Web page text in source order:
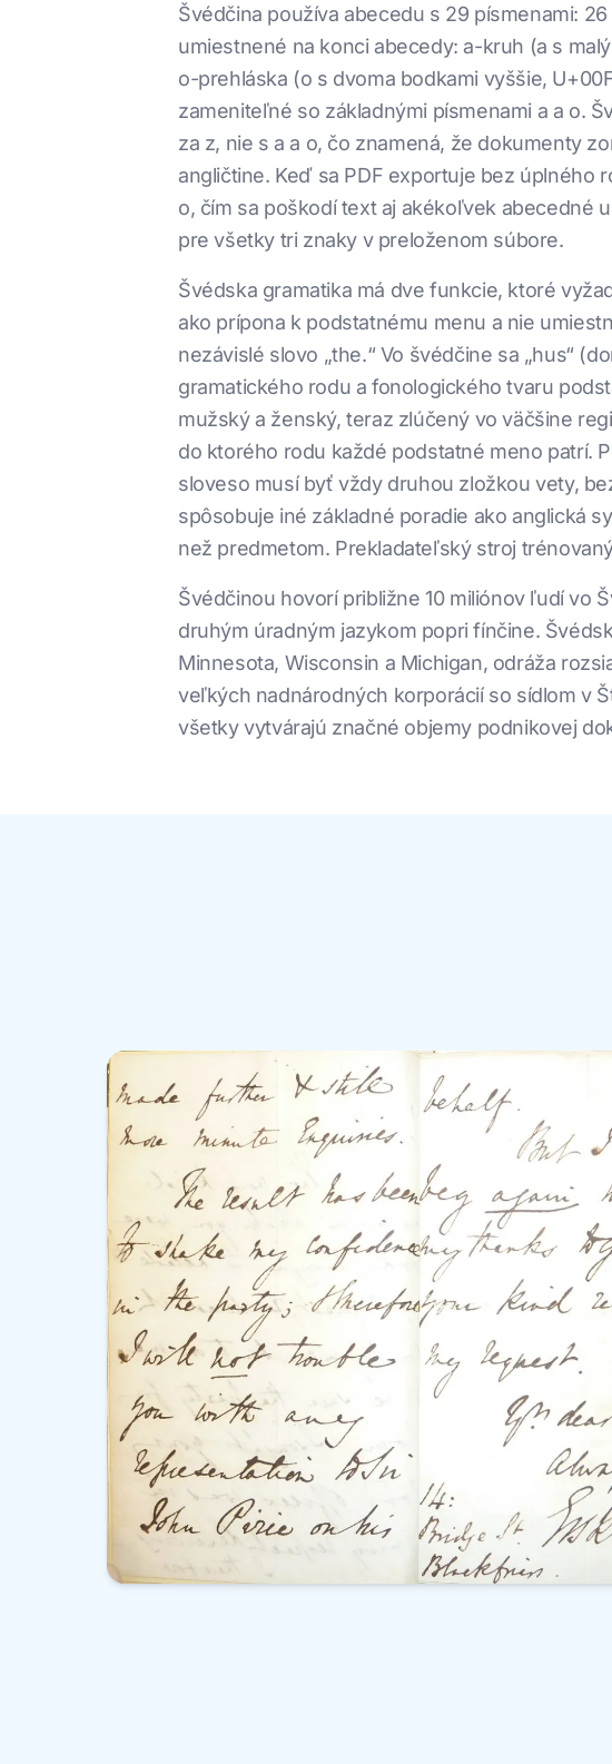
Švédčina používa abecedu s 29 písmenami:
umiestnené na konci abecedy: a-kruh (a s
o-prehláska (o s dvoma bodkami vyššie,
zameniteľné so základnými písmenami a a o.
za z, nie s a a o, čo znamená, že dokumenty
angličtine. Keď sa PDF exportuje bez úplného
o, čím sa poškodí text aj akékoľvek abecedné
pre všetky tri znaky v preloženom súbore.
Švédska gramatika má dve funkcie, ktoré
ako prípona k podstatnému menu a nie
nezávislé slovo „the.“ Vo švédčine sa „hus“
gramatického rodu a fonologického tvaru
mužský a ženský, teraz zlúčený vo väčšine
do ktorého rodu každé podstatné meno patrí.
sloveso musí byť vždy druhou zložkou vety,
spôsobuje iné základné poradie ako anglická
než predmetom. Prekladateľský stroj
Švédčinou hovorí približne 10 miliónov ľudí vo
druhým úradným jazykom popri fínčine.
Minnesota, Wisconsin a Michigan, odráža
veľkých nadnárodných korporácií so sídlom v
všetky vytvárajú značné objemy podnikovej